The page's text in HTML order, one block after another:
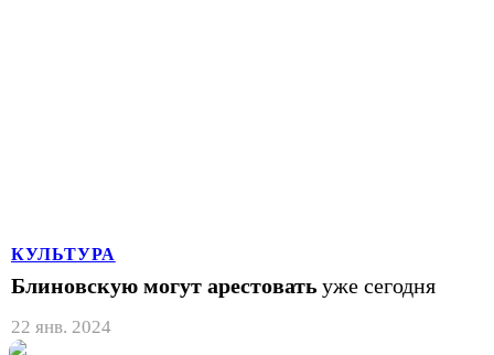
КУЛЬТУРА
Блиновскую могут арестовать уже сегодня
22 янв. 2024